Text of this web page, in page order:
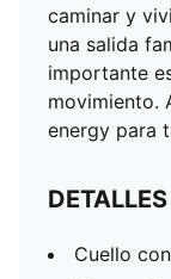
caminar y
una salida
importante
movimiento.
energy para
DETALLES
Cuello